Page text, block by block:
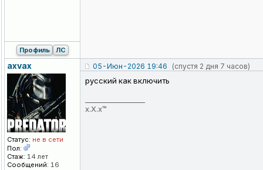
Профиль ЛС
axvax
Статус: не в сети
Пол:
Стаж: 14 лет
Сообщений: 16
05-Июн-2026 19:46 (спустя 2 дня 7 часов)
русский как включить
x.X.x™